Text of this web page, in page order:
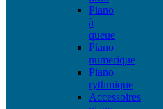
Piano
à
queue
Piano
numerique
Piano
rythmique
Accessoires